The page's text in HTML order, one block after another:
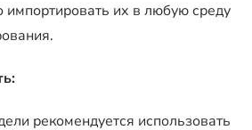
импортировать их в любую среду
рекомендуется использовать